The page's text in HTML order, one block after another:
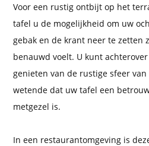
Voor een rustig ontbijt op het
tafel u de mogelijkheid om uw
gebak en de krant neer te zetten
benauwd voelt. U kunt
genieten van de rustige sfeer
wetende dat uw tafel een
metgezel is.
In een restaurantomgeving is